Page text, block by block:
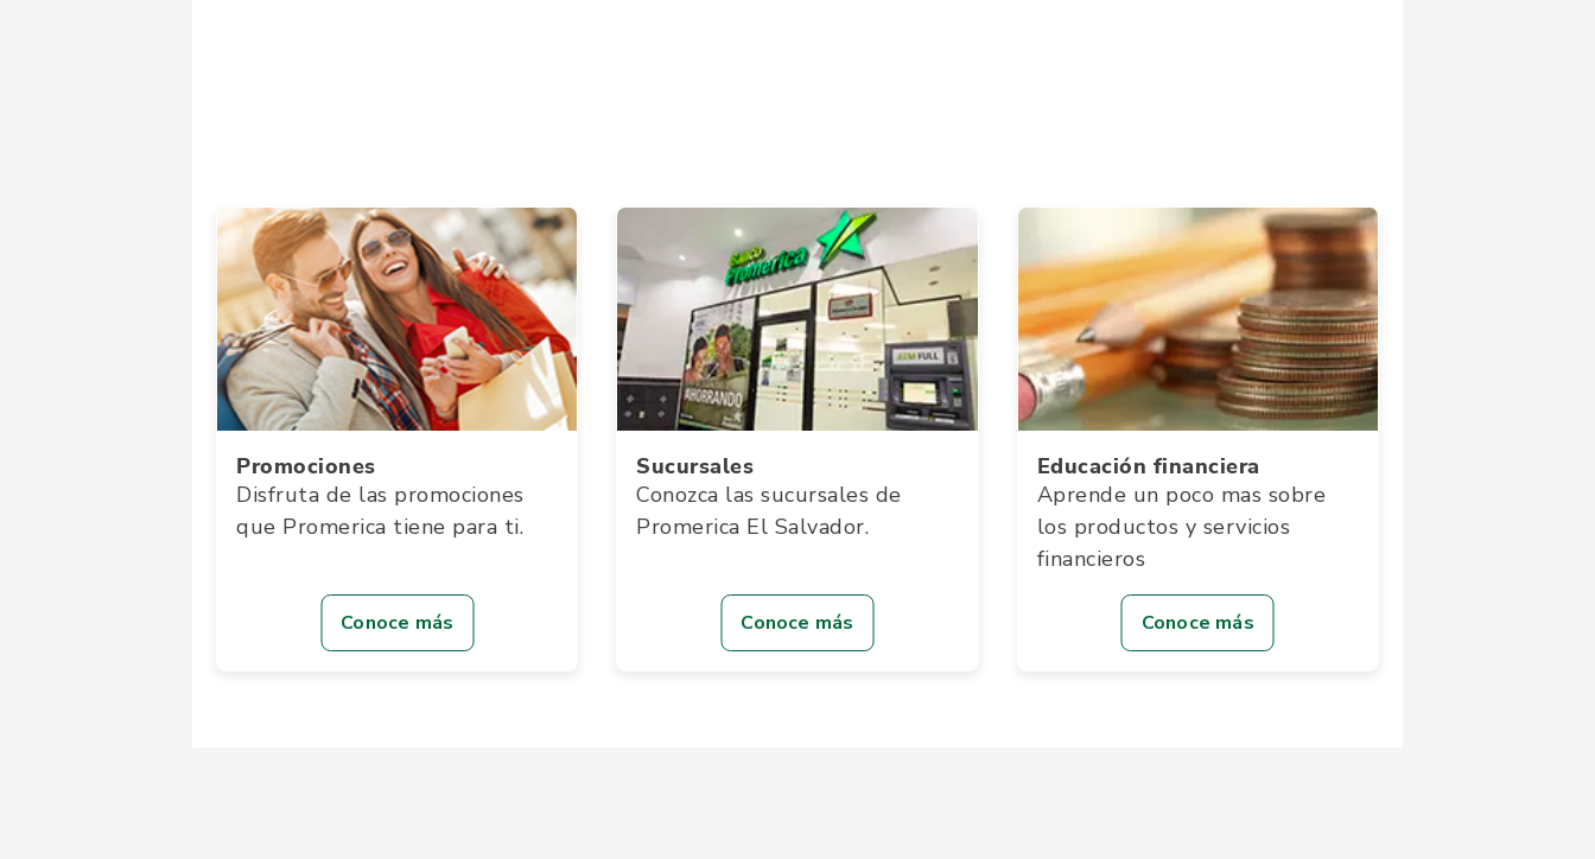
Promociones
Disfruta de las promociones
que Promerica tiene para ti.
Conoce más
Sucursales
Conozca las sucursales de
Promerica El Salvador.
Conoce más
Educación financiera
Aprende un poco mas sobre
los productos y servicios
financieros
Conoce más